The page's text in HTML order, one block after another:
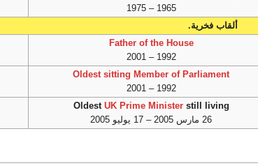
1965 – 1975
ألقاب فخرية.
Father of the House
1992 – 2001
Oldest sitting Member of Parliament
1992 – 2001
Oldest UK Prime Ministerstill living
26 مارس 2005 – 17 يوليو 2005